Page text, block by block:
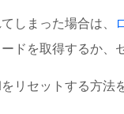
しまった場合は、
ドを取得するか、
リセットする方法